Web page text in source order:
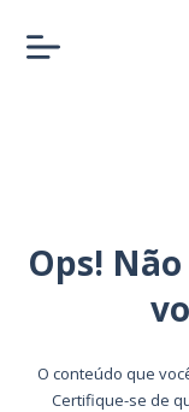
Ops!
O conteúdo que
Certifique-se de